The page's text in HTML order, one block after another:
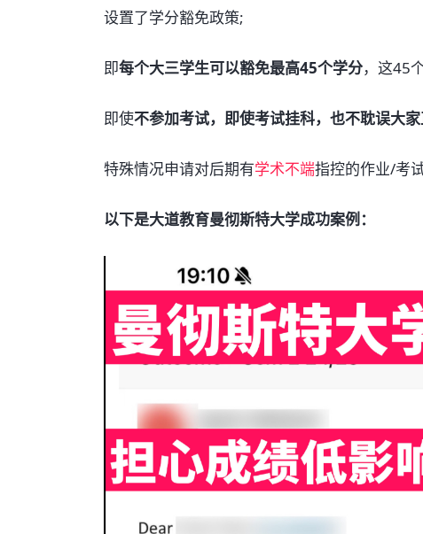
设置了学分豁免政策;
即每个大三学生可以豁免最高45个学分，这45
即使不参加考试，即使考试挂科，也不耽误大
特殊情况申请对后期有学术不端指控的作业/考
以下是大道教育曼彻斯特大学成功案例：